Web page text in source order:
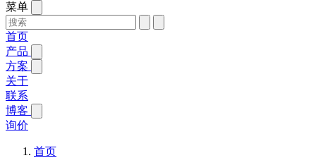
菜单
首页
产品
方案
关于
联系
博客
询价
首页